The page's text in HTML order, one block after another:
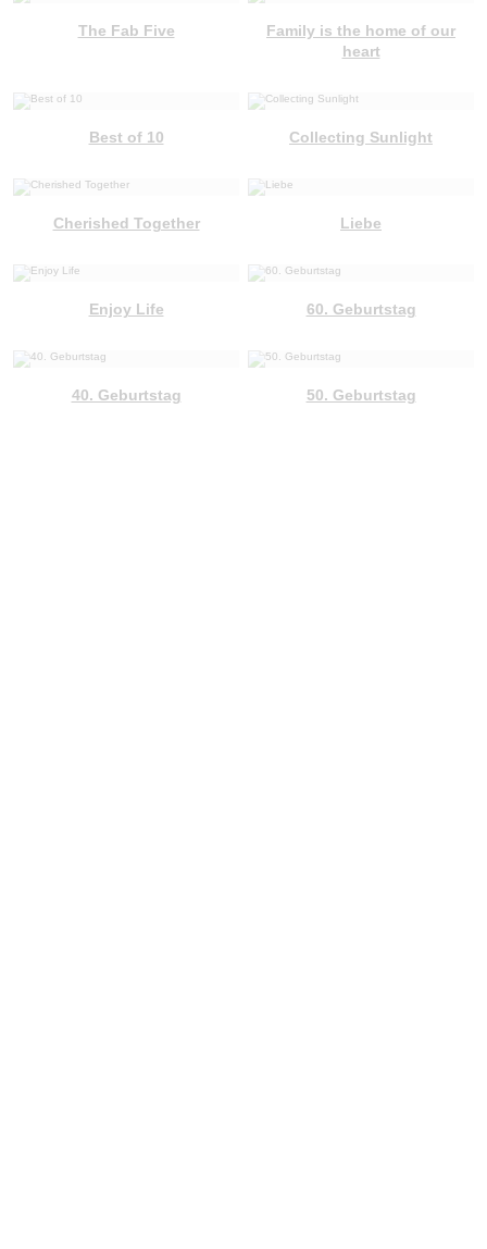
The Fab Five
Family is the home of our
heart
Best of 10 Collecting Sunlight
Cherished Together Liebe
Enjoy Life 60. Geburtstag
40. Geburtstag 50. Geburtstag